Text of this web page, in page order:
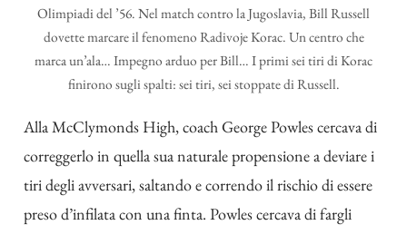
Olimpiadi del ’56. Nel match contro la Jugoslavia, Bill Russell
dovette marcare il fenomeno Radivoje Korac. Un centro che
marca un’ala… Impegno arduo per Bill… I primi sei tiri di Korac
finirono sugli spalti: sei tiri, sei stoppate di Russell.
Alla McClymonds High, coach George Powles cercava di
correggerlo in quella sua naturale propensione a deviare i
tiri degli avversari, saltando e correndo il rischio di essere
preso d’infilata con una finta. Powles cercava di fargli